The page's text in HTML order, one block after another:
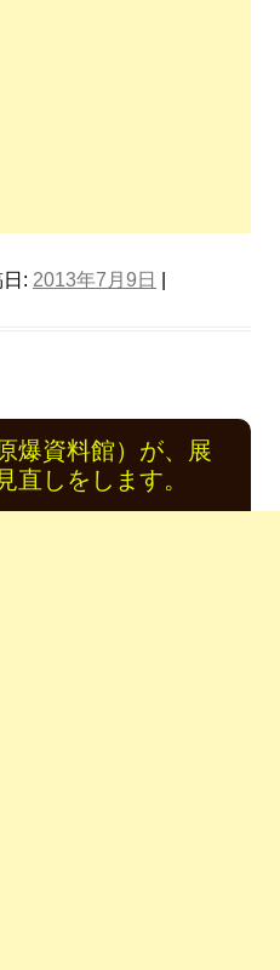
日: 2013年7月9日
爆資料館）が、展
直しをします。